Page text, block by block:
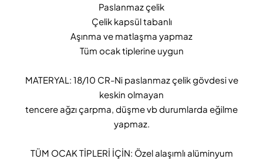
Paslanmaz çelik
Çelik kapsül tabanlı
Aşınma ve matlaşma yapmaz
Tüm ocak tiplerine uygun
MATERYAL: 18/10 CR-Ni paslanmaz çelik gövdesi ve
keskin olmayan
tencere ağzı çarpma, düşme vb durumlarda eğilme
yapmaz.
TÜM OCAK TİPLERİ İÇİN: Özel alaşımlı alüminyum